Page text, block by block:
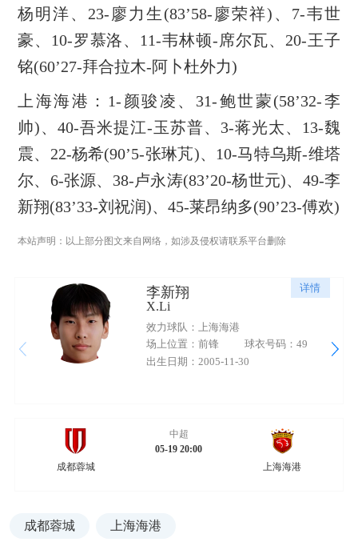
杨明洋、23-廖力生(83’58-廖荣祥)、7-韦世
豪、10-罗慕洛、11-韦林顿-席尔瓦、20-王子
铭(60’27-拜合拉木-阿卜杜外力)
上海海港：1-颜骏凌、31-鲍世蒙(58’32-李
帅)、40-吾米提江-玉苏普、3-蒋光太、13-魏
震、22-杨希(90’5-张琳芃)、10-马特乌斯-维塔
尔、6-张源、38-卢永涛(83’20-杨世元)、49-李
新翔(83’33-刘祝润)、45-莱昂纳多(90’23-傅欢)
本站声明：以上部分图文来自网络，如涉及侵权请联系平台删除
详情
李新翔
X.Li
效力球队：上海海港
场上位置：前锋
球衣号码：49
出生日期：2005-11-30
成都蓉城
中超
05-19 20:00
上海海港
成都蓉城 上海海港